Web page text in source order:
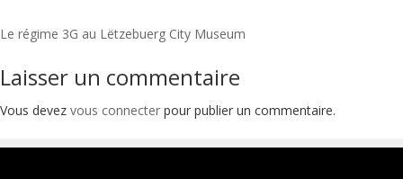
Navigation
de
l’article
Le régime 3G au Lëtzebuerg City Museum
Laisser un commentaire
Vous devez vous connecter pour publier un commentaire.